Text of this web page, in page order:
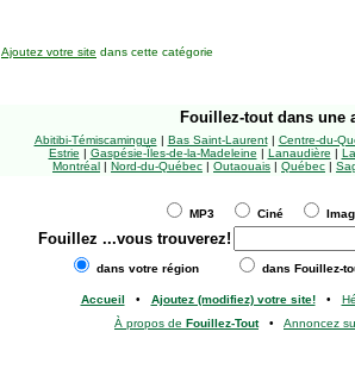
Ajoutez votre site dans cette catégorie
Fouillez-tout dans une
Abitibi-Témiscamingue | Bas Saint-Laurent| Centre-du-
Estrie | Gaspésie-Îles-de-la-Madeleine | Lanaudière |
Montréal | Nord-du-Québec | Outaouais | Québec |
MP3 Ciné
Fouillez ...vous trouverez!
dans votre région dans Fouillez-
Accueil • Ajoutez (modifiez) votre site!•
À propos de Fouillez-Tout• Annoncez